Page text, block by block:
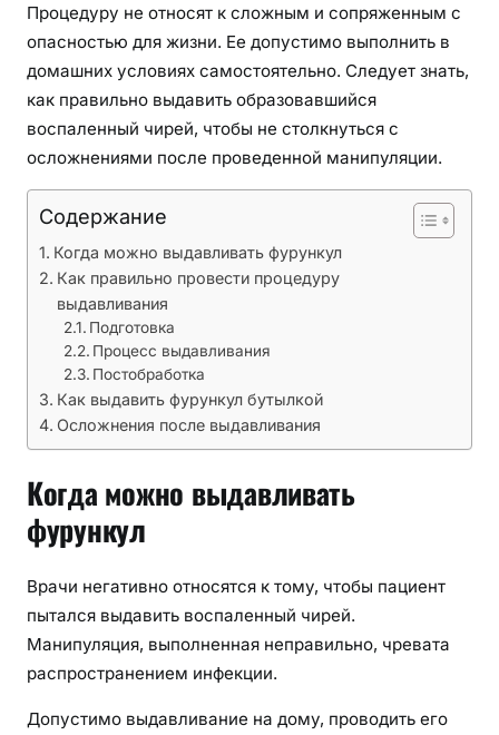
а
т
ь
ф
и
а
о
Процедуру не относят к сложным и сопряженным с
опасностью для жизни. Ее допустимо выполнить в
домашних условиях самостоятельно. Следует знать,
как правильно выдавить образовавшийся
воспаленный чирей, чтобы не столкнуться с
осложнениями после проведенной манипуляции.
Содержание
Когда можно выдавливать фурункул
Как правильно провести процедуру
выдавливания
Подготовка
Процесс выдавливания
Постобработка
Как выдавить фурункул бутылкой
Осложнения после выдавливания
Когда можно выдавливать
фурункул
Врачи негативно относятся к тому, чтобы пациент
пытался выдавить воспаленный чирей.
Манипуляция, выполненная неправильно, чревата
распространением инфекции.
Допустимо выдавливание на дому, проводить его